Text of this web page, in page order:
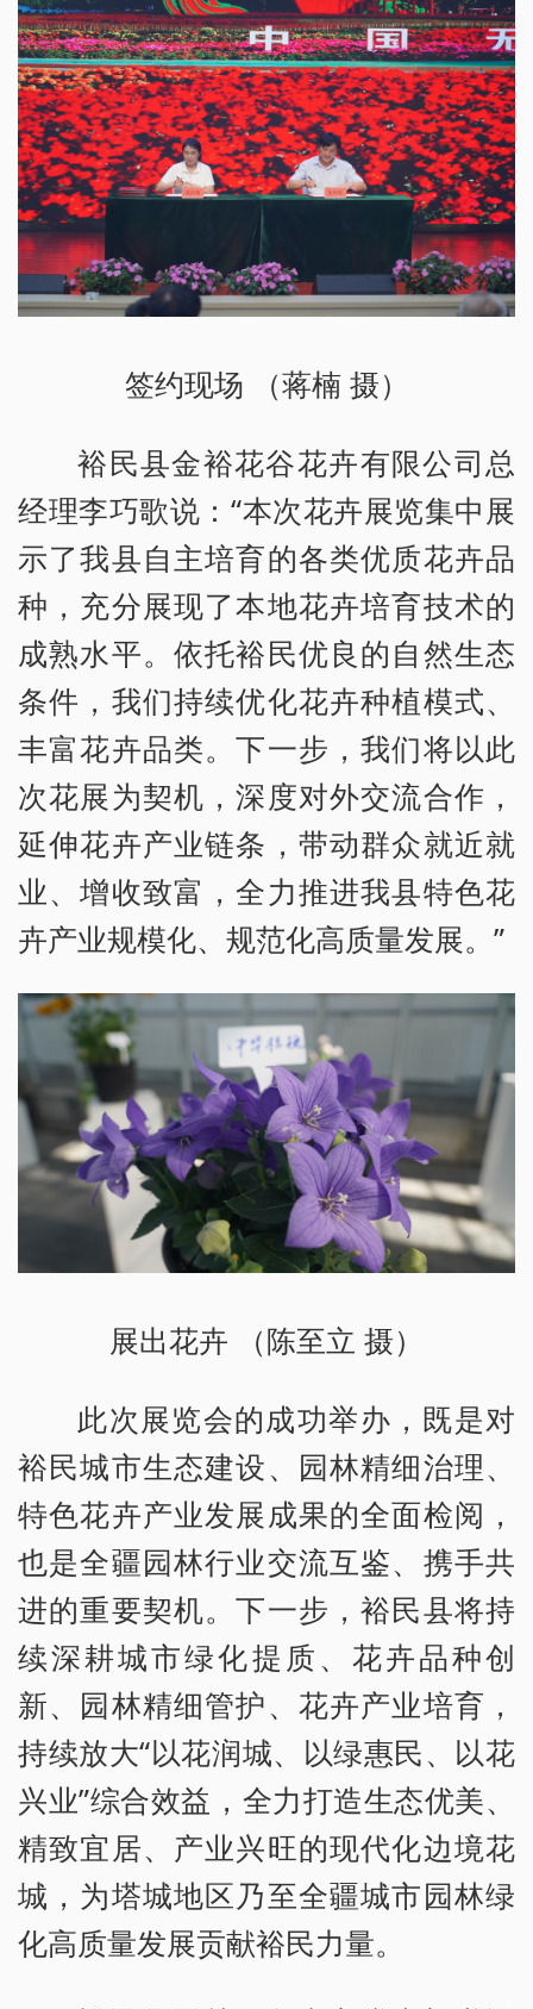
签约现场 （蒋楠 摄）
裕民县金裕花谷花卉有限公司总
经理李巧歌说：“本次花卉展览集中展
示了我县自主培育的各类优质花卉品
种，充分展现了本地花卉培育技术的
成熟水平。依托裕民优良的自然生态
条件，我们持续优化花卉种植模式、
丰富花卉品类。下一步，我们将以此
次花展为契机，深度对外交流合作，
延伸花卉产业链条，带动群众就近就
业、增收致富，全力推进我县特色花
卉产业规模化、规范化高质量发展。”
展出花卉 （陈至立 摄）
此次展览会的成功举办，既是对
裕民城市生态建设、园林精细治理、
特色花卉产业发展成果的全面检阅，
也是全疆园林行业交流互鉴、携手共
进的重要契机。下一步，裕民县将持
续深耕城市绿化提质、花卉品种创
新、园林精细管护、花卉产业培育，
持续放大“以花润城、以绿惠民、以花
兴业”综合效益，全力打造生态优美、
精致宜居、产业兴旺的现代化边境花
城，为塔城地区乃至全疆城市园林绿
化高质量发展贡献裕民力量。